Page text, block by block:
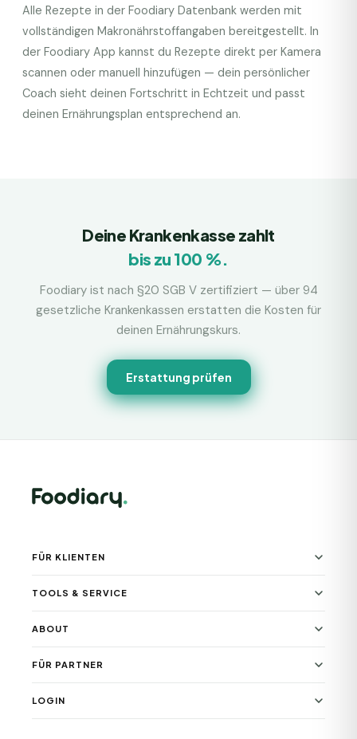
Alle Rezepte in der Foodiary Datenbank werden mit
vollständigen Makronährstoffangaben bereitgestellt. In
der Foodiary App kannst du Rezepte direkt per Kamera
scannen oder manuell hinzufügen — dein persönlicher
Coach sieht deinen Fortschritt in Echtzeit und passt
deinen Ernährungsplan entsprechend an.
Deine Krankenkasse zahlt
bis zu 100 %.
Foodiary ist nach §20 SGB V zertifiziert — über 94
gesetzliche Krankenkassen erstatten die Kosten für
deinen Ernährungskurs.
Erstattung prüfen
FÜR KLIENTEN
TOOLS & SERVICE
ABOUT
FÜR PARTNER
LOGIN